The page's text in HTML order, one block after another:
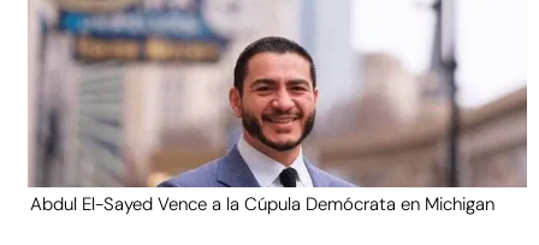
Abdul El-Sayed Vence a la Cúpula Demócrata en Michigan